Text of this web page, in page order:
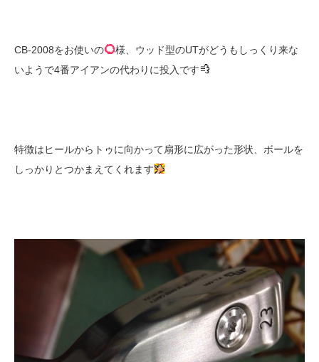
CB-2008をお使いの
様、ウッド型のUTがどうもしっくり来な
いようで4番アイアンの代わりに投入です
特徴はヒールからトゥに向かって扇形に広がった形状、ボールを
しっかりとつかまえてくれます